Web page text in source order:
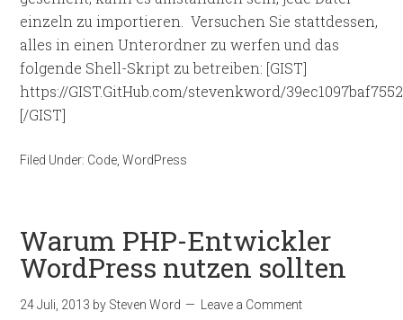
einzeln zu importieren. Versuchen Sie stattdessen,
alles in einen Unterordner zu werfen und das
folgende Shell-Skript zu betreiben: [GIST]
https://GIST.GitHub.com/stevenkword/
[/GIST]
Filed Under: Code ,WordPress
Warum PHP-Entwickler
WordPress nutzen sollten
24 Juli, 2013 by Steven Word Leave a Comment